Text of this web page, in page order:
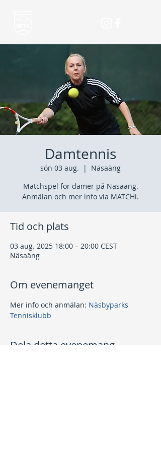
Damtennis
sön 03 aug.
  |
Näsaäng
Matchspel för damer på Näsaäng.
Anmälan och mer info via MATCHi.
Tid och plats
03 aug. 2025 18:00 – 20:00 CEST
Näsaäng
Om evenemanget
Mer info och anmälan: Näsbyparks
Tennisklubb
Dela detta evenemang